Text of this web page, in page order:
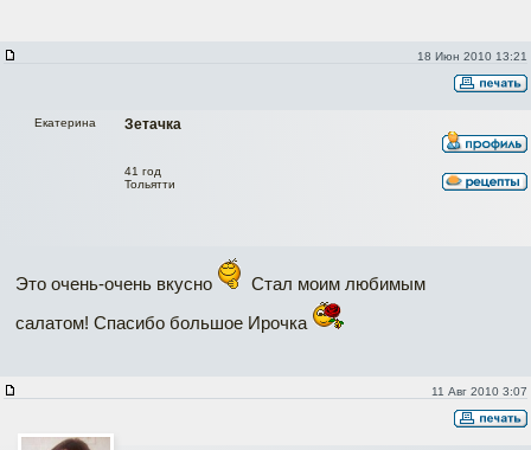
18 Июн 2010 13:21
Зетачка
Екатерина
41 год
Тольятти
Это очень-очень вкусно
Стал моим любимым
салатом! Спасибо большое Ирочка
11 Авг 2010 3:07